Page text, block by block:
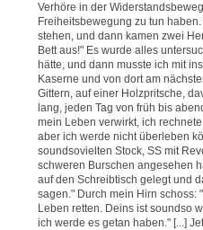
Verhöre in der
Freiheitsbewegung zu tun
stehen, und dann kamen zwei
Bett aus!" Es wurde alles
hätte, und dann musste ich mit
Kaserne und von dort am
Gittern, auf einer Holzpritsche,
lang, jeden Tag von früh bis
mein Leben verwirkt, ich
aber ich werde nicht überleben
soundsovielten Stock, SS mit
schweren Burschen angesehen
auf den Schreibtisch gelegt und
sagen." Durch mein Hirn schoss:
Leben retten. Deins ist soundso
ich werde es getan haben." [...]